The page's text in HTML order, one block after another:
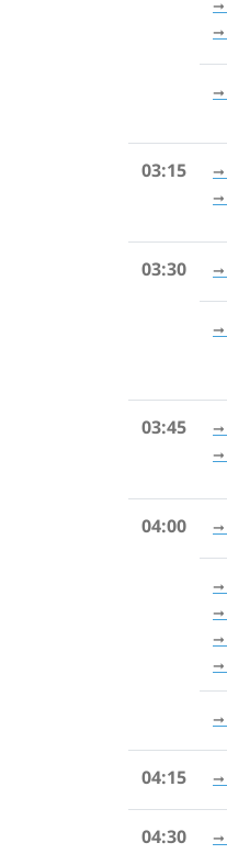
03:15
03:30
03:45
04:00
04:15
04:30